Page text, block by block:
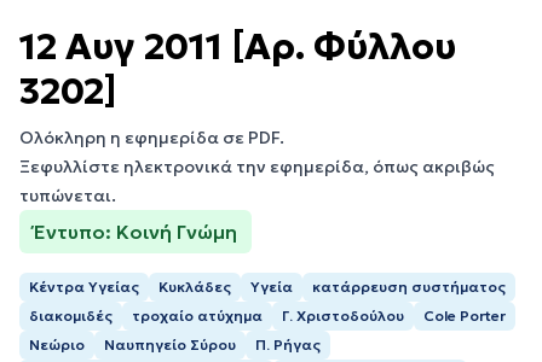
12 Αυγ 2011 [Αρ. Φύλλου
3202]
Ολόκληρη η εφημερίδα σε PDF.
Ξεφυλλίστε ηλεκτρονικά την εφημερίδα, όπως ακριβώς
τυπώνεται.
Έντυπο: Κοινή Γνώμη
Κέντρα Υγείας Κυκλάδες Υγεία
κατάρρευση συστήματος
διακομιδές
τροχαίο ατύχημα Γ. Χριστοδούλου
Cole Porter
Νεώριο
Ναυπηγείο Σύρου
Π. Ρήγας